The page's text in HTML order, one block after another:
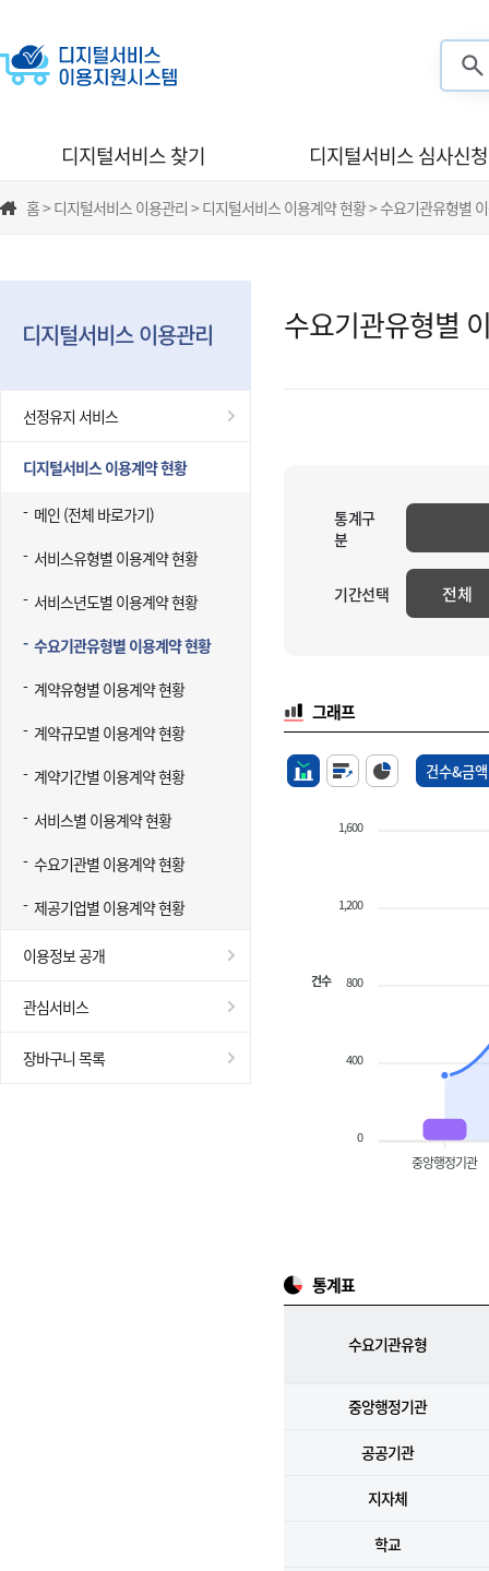
디지털서비스 찾기 디지털서비스 심사신청
홈 > 디지털서비스 이용관리 > 디지털서비스 이용계약 현황 > 수요기관유형별
디지털서비스 이용관리
선정유지 서비스
디지털서비스 이용계약 현황
메인 (전체 바로가기)
서비스유형별 이용계약 현황
서비스년도별 이용계약 현황
수요기관유형별 이용계약 현황
계약유형별 이용계약 현황
계약규모별 이용계약 현황
계약기간별 이용계약 현황
서비스별 이용계약 현황
수요기관별 이용계약 현황
제공기업별 이용계약 현황
이용정보 공개
관심서비스
장바구니 목록
수요기관유형별
통계구
분
기간선택 전체
그래프
건수&금액
1,600
1,200
800
400
0
건수
중앙행정기관
통계표
수요기관유형
중앙행정기관
공공기관
지자체
학교